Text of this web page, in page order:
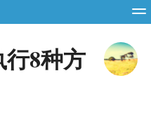
Register
8种方